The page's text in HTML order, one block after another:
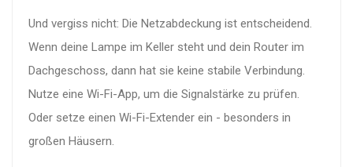
Und vergiss nicht: Die Netzabdeckung ist entscheidend.
Wenn deine Lampe im Keller steht und dein Router im
Dachgeschoss, dann hat sie keine stabile Verbindung.
Nutze eine Wi-Fi-App, um die Signalstärke zu prüfen.
Oder setze einen Wi-Fi-Extender ein - besonders in
großen Häusern.